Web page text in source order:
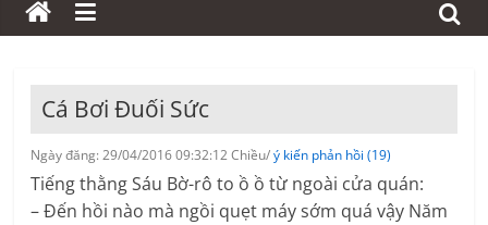
Cá Bơi Đuối Sức
Ngày đăng: 29/04/2016 09:32:12 Chiều/ý kiến phản hồi (19)
Tiếng thằng Sáu Bờ-rô to ồ ồ từ ngoài cửa quán:
– Đến hồi nào mà ngồi quẹt máy sớm quá vậy Năm